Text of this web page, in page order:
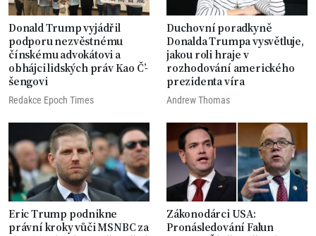
Donald Trump vyjádřil
podporu nezvěstnému
čínskému advokátovi a
obhájci lidských práv Kao Č’-
šengovi
Redakce Epoch Times
Duchovní poradkyně
Donalda Trumpa vysvětluje,
jakou roli hraje v
rozhodování amerického
prezidenta víra
Andrew Thomas
Eric Trump podnikne
právní kroky vůči MSNBC za
Zákonodárci USA:
Pronásledování Falun